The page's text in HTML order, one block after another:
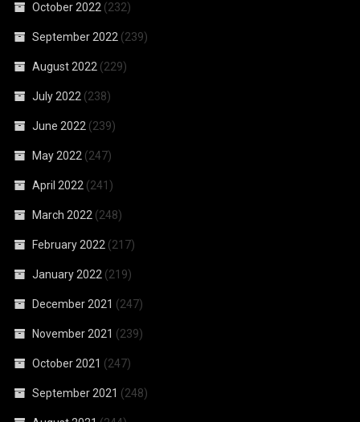
October 2022 (232)
September 2022 (239)
August 2022 (229)
July 2022 (238)
June 2022 (239)
May 2022 (247)
April 2022 (241)
March 2022 (248)
February 2022 (217)
January 2022 (219)
December 2021 (247)
November 2021 (239)
October 2021 (247)
September 2021 (248)